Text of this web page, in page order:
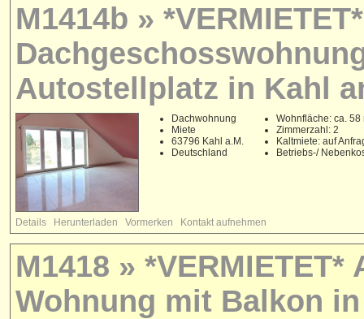
M1414b »
Autostellplatz in Kahl
Dachwohnung
Miete
63796 Kahl a.M.
Deutschland
Wohnfläche: ca. 58
Zimmerzahl: 2
Kaltmiete: auf
Betriebs-/
Details Herunterladen Vormerken Kontakt aufnehmen
M1418 »
Wohnung mit Balkon